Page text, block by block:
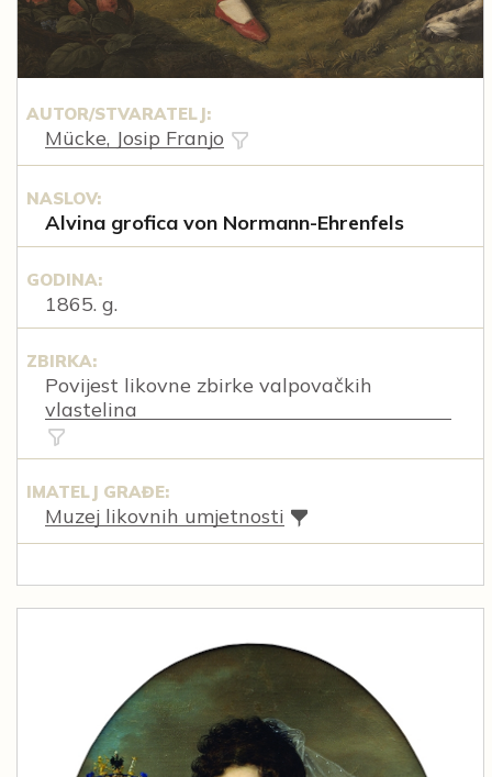
AUTOR/STVARATELJ:
Mücke, Josip Franjo
NASLOV:
Alvina grofica von Normann-Ehrenfels
GODINA:
1865. g.
ZBIRKA:
Povijest likovne zbirke valpovačkih
vlastelina
IMATELJ GRAĐE:
Muzej likovnih umjetnosti